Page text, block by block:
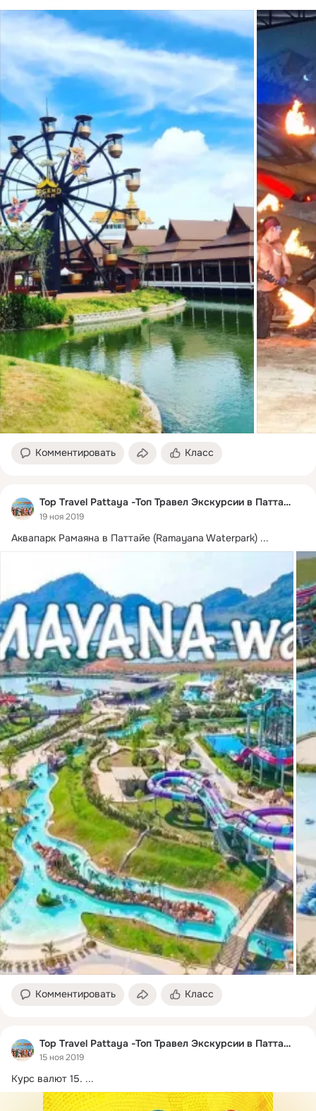
Комментировать Класс
Top Travel Pattaya -Топ Травел Экскурсии в Паттайе
19 ноя 2019
Аквапарк Рамаяна в Паттайе (Ramayana Waterpark) ...
Комментировать Класс
Top Travel Pattaya -Топ Травел Экскурсии в Паттайе
15 ноя 2019
Курс валют 15. ...